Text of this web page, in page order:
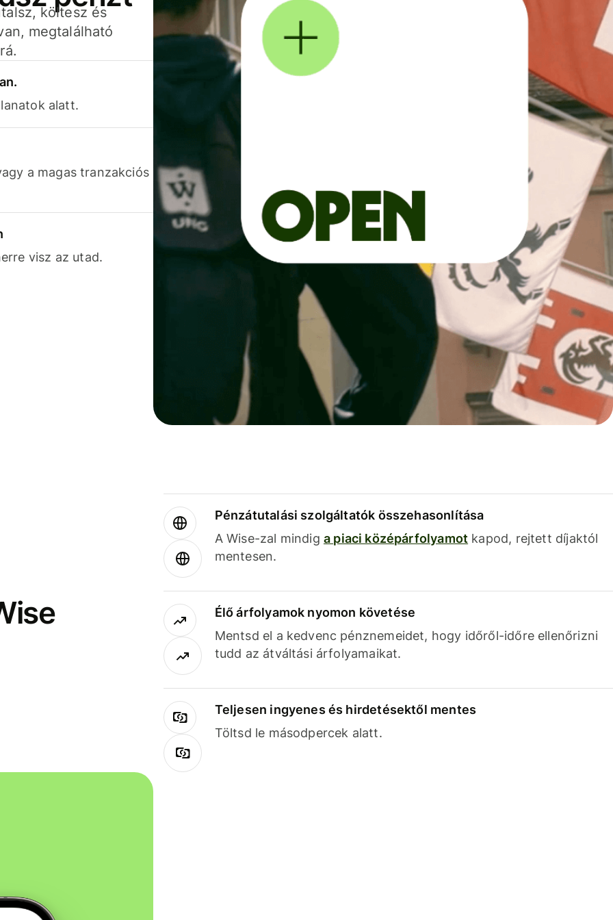
költesz és
megtalálható
alatt.
a magas tranzakciós
visz az utad.
Pénzátutalási szolgáltatók összehasonlítása
A Wise-zal mindig a piaci középárfolyamot kapod, rejtett díjaktól
mentesen.
Élő árfolyamok nyomon követése
Mentsd el a kedvenc pénznemeidet, hogy időről-időre ellenőrizni
tudd az átváltási árfolyamaikat.
Teljesen ingyenes és hirdetésektől mentes
Töltsd le másodpercek alatt.